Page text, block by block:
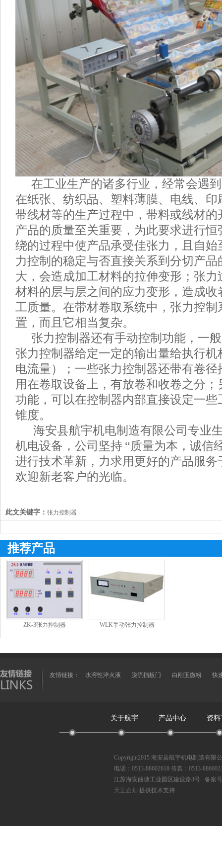
在工业生产的诸多行业，经常会遇
在纸张、纺织品、塑料薄膜、电线、印
带线材等的生产过程中，带料或线材的
产品的质量至关重要，为此要求进行
绕的过程中使产品承受佳张力，且自始
力控制的稳定与否直接关系到分切产
大，会造成加工材料的拉伸变形；张
材料的层与层之间的应力变形，造成收
工质量。在带材卷取系统中，张力控制
置，而且它相当复杂。
张力控制器还有手动控制功能，一
张力控制器给定一定的输出量给执行机
电流量）；一些张力控制器还带有卷
用在卷取设备上，有放卷和收卷之分
功能，可以在控制器内部直接设定一些
锥度。
海安县航宇机电制造有限公司专业
机电设备，公司坚持 “质量为本，诚信
进行技术革新，力求用更好的产品服务
欢迎新老客户的光临。
此文关键字： 张力控制器
推荐产品
ZK-3张力控制器 WLK手动张力控制器
友情链接： 水溶性淬火液 脱硫挡板门 白刚玉微粉 快
关于航宇 产品中心 资料
Copyright2015 海安县航宇机电制造有限
电话：0513-88602618 传真：0513-
江苏海安曲塘工业园区建设路3号 备案
天正企划 提供技术支持